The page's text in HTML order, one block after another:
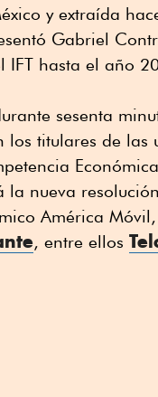
y extraída
Gabriel
IFT hasta el año
sesenta
los titulares de las
la nueva
América
, entre ellos